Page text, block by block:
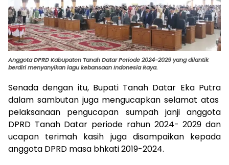
Anggota DPRD Kabupaten Tanah Datar Periode 2024-2029 yang dilantik
berdiri menyanyikan lagu kebansaan Indonesia Raya.
Senada dengan itu, Bupati Tanah Datar Eka Putra
dalam sambutan juga mengucapkan selamat atas
pelaksanaan pengucapan sumpah janji anggota
DPRD Tanah Datar periode rahun 2024- 2029 dan
ucapan terimah kasih juga disampaikan kepada
anggota DPRD masa bhkati 2019-2024.